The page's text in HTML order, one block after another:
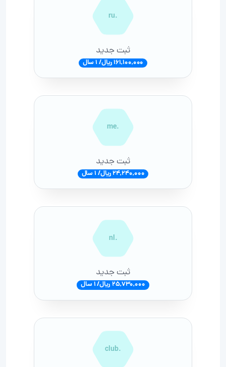
.ru
ثبت جدید
161,100,000 ریال/ 1 سال
.me
ثبت جدید
24,240,000 ریال/ 1 سال
.nl
ثبت جدید
25,730,000 ریال/ 1 سال
.club